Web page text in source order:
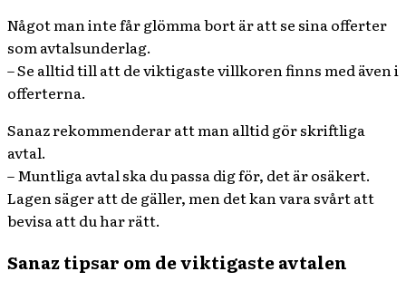
Något man inte får glömma bort är att se sina offerter
som avtalsunderlag.
– Se alltid till att de viktigaste villkoren finns med även i
offerterna.
Sanaz rekommenderar att man alltid gör skriftliga
avtal.
– Muntliga avtal ska du passa dig för, det är osäkert.
Lagen säger att de gäller, men det kan vara svårt att
bevisa att du har rätt.
Sanaz tipsar om de viktigaste avtalen